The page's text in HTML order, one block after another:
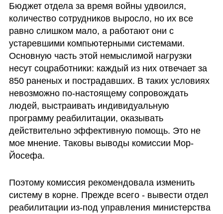
Бюджет отдела за время войны удвоился,
количество сотрудников выросло, но их все
равно слишком мало, а работают они с
устаревшими компьютерными системами.
Основную часть этой немыслимой нагрузки
несут соцработники: каждый из них отвечает за
850 раненых и пострадавших. В таких условиях
невозможно по-настоящему сопровождать
людей, выстраивать индивидуальную
программу реабилитации, оказывать
действительно эффективную помощь. Это не
мое мнение. Таковы выводы комиссии Мор-
Йосефа.
Поэтому комиссия рекомендовала изменить
систему в корне. Прежде всего - вывести отдел
реабилитации из-под управления министерства